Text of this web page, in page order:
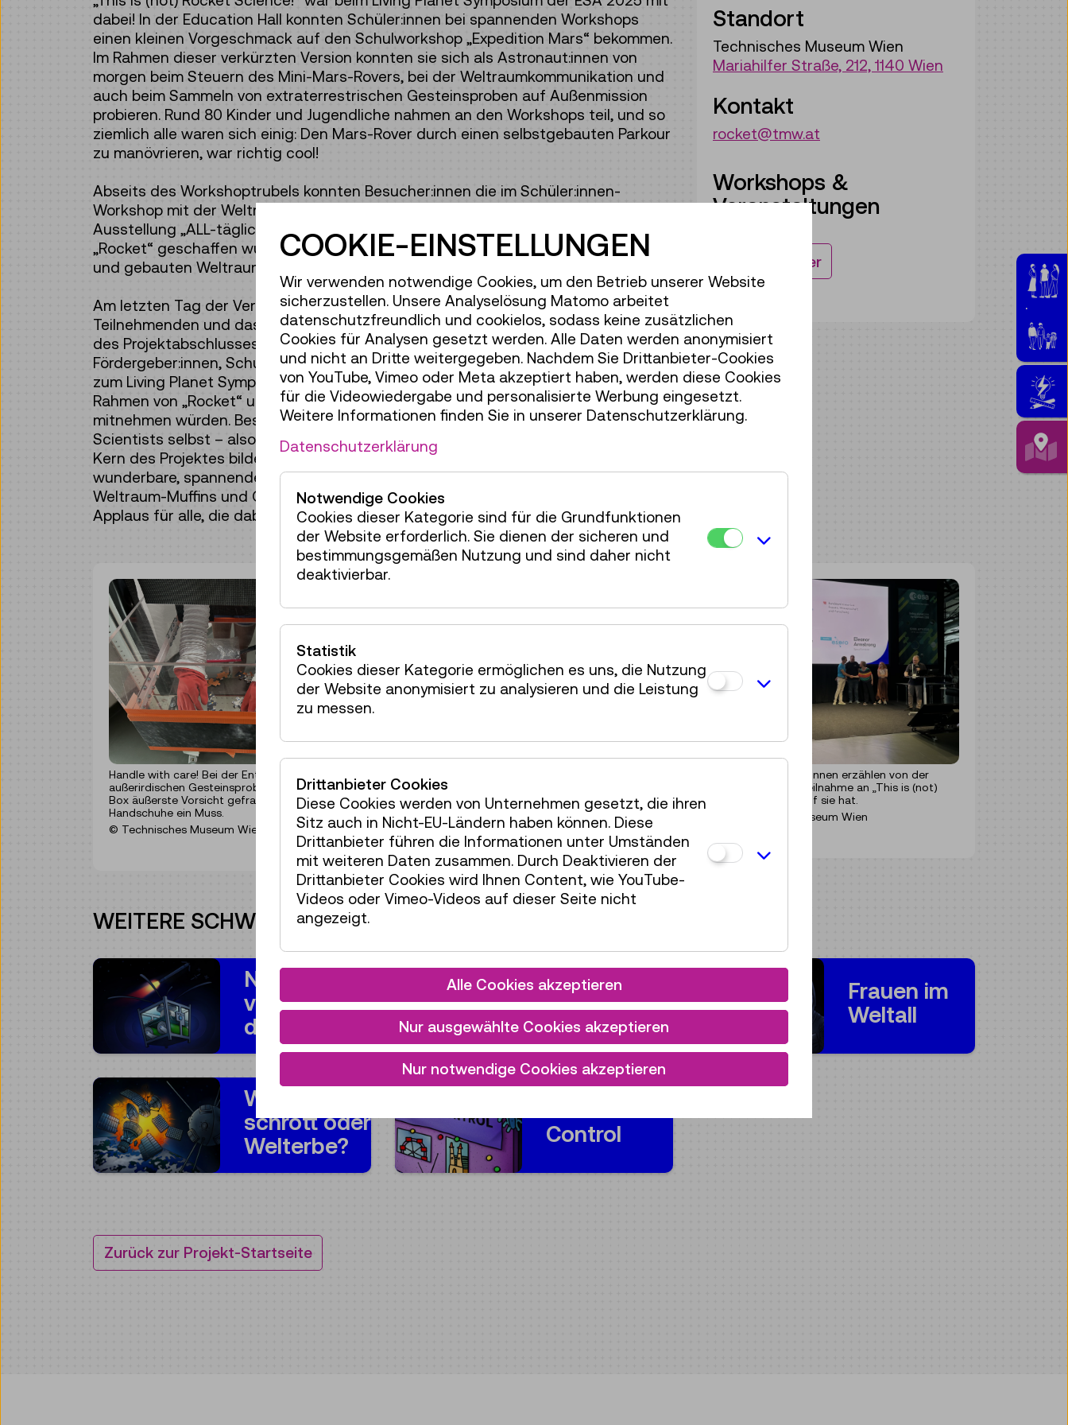
dabei! In der Education Hall konnten Schüler:innen bei spannenden Workshops
einen kleinen Vorgeschmack auf den Schulworkshop „Expedition Mars“ bekommen.
Im Rahmen dieser verkürzten Version konnten sie sich als Astronaut:innen von
morgen beim Steuern des Mini-Mars-Rovers, bei der Weltraumkommunikation und
auch beim Sammeln von extraterrestrischen Gesteinsproben auf Außenmission
probieren. Rund 80 Kinder und Jugendliche nahmen an den Workshops teil, und so
ziemlich alle waren sich einig: Den Mars-Rover durch einen selbstgebauten Parkour
zu manövrieren, war richtig cool!
Abseits des Workshoptrubels konnten Besucher:innen die im Schüler:innen-
Workshop mit der Weltraumfeministin Eleanor S. Armstrong entstandene
Ausstellung „ALL-tägliches Leben“ sowie andere Objekte, die im Projektkontext von
„Rocket“ geschaffen wurden, exklusiv bewundern. Die von Kindern entworfenen
und gebauten Weltraumhabitate fanden viele besonders faszinierend.
Am letzten Tag der Veranstaltung stand noch ein wichtiges Ereignis für alle
Teilnehmenden und das Team von „This is (not) Rocket Science!“ bevor: Anlässlich
des Projektabschlusses lud das Team die wissenschaftlichen Projektpartner:innen,
Fördergeber:innen, Schulpartner:innen und natürlich die jungen Citizen Scientists
zum Living Planet Symposium ein. Dort berichteten alle von ihren Erlebnissen im
Rahmen von „Rocket“ und natürlich davon, was sie von der Mitarbeit am Projekt
mitnehmen würden. Besonders toll war es, von den Eindrücken der Citizen
Scientists selbst – also der Kinder und Jugendlichen, deren Ideen und Fragen den
Kern des Projektes bildeten – zu hören! Ein gelungener Abschluss für drei
wunderbare, spannende und neugierige Projektjahre, der am Schluss mit
Weltraum-Muffins und Oblaten-Ufos gefeiert wurde. Ein großes Danke an und
Applaus für alle, die dabei waren!
Standort
Technisches Museum Wien
Mariahilfer Straße, 212, 1140 Wien
Kontakt
rocket@tmw.at
Workshops &
Veranstaltungen
Zum Kalender
Handle with care! Bei der Entgegenahme von
außerirdischen Gesteinsproben ist in der Glove
Box äußerste Vorsicht gefragt, daher sind
Handschuhe ein Muss.
© Technisches Museum Wien
nochmals ihre Habitate und die ihrer
Klassenkolleg:innen.
© Technisches Museum Wien
Die Projektpartner:innen erzählen von der
Wirkung, die die Teilnahme an „This is (not)
rocket science!“ auf sie hat.
© Technisches Museum Wien
WEITERE SCHWERPUNKTE DES PROJEKTS
NEW SPACE
voraus-
denken
Moonvillage
oder Mars-
kolonie?
Frauen im
Weltall
Weltraum-
schrott oder
Welterbe?
Control
Zurück zur Projekt-Startseite
COOKIE-EINSTELLUNGEN
Wir verwenden notwendige Cookies, um den Betrieb unserer Website
sicherzustellen. Unsere Analyselösung Matomo arbeitet
datenschutzfreundlich und cookielos, sodass keine zusätzlichen
Cookies für Analysen gesetzt werden. Alle Daten werden anonymisiert
und nicht an Dritte weitergegeben. Nachdem Sie Drittanbieter-Cookies
von YouTube, Vimeo oder Meta akzeptiert haben, werden diese Cookies
für die Videowiedergabe und personalisierte Werbung eingesetzt.
Weitere Informationen finden Sie in unserer Datenschutzerklärung.
Datenschutzerklärung
Notwendige Cookies
Cookies dieser Kategorie sind für die Grundfunktionen
der Website erforderlich. Sie dienen der sicheren und
bestimmungsgemäßen Nutzung und sind daher nicht
deaktivierbar.
Statistik
Cookies dieser Kategorie ermöglichen es uns, die Nutzung
der Website anonymisiert zu analysieren und die Leistung
zu messen.
Drittanbieter Cookies
Diese Cookies werden von Unternehmen gesetzt, die ihren
Sitz auch in Nicht-EU-Ländern haben können. Diese
Drittanbieter führen die Informationen unter Umständen
mit weiteren Daten zusammen. Durch Deaktivieren der
Drittanbieter Cookies wird Ihnen Content, wie YouTube-
Videos oder Vimeo-Videos auf dieser Seite nicht
angezeigt.
Alle Cookies akzeptieren
Nur ausgewählte Cookies akzeptieren
Nur notwendige Cookies akzeptieren